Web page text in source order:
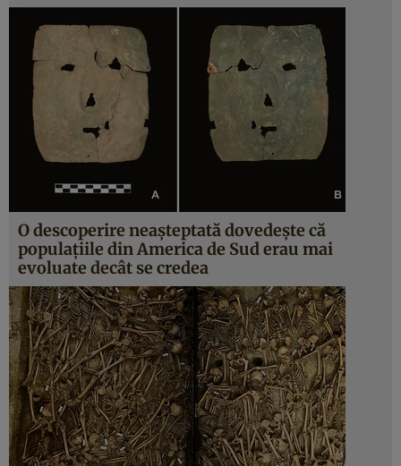
O descoperire neaşteptată dovedeşte că
populaţiile din America de Sud erau mai
evoluate decât se credea